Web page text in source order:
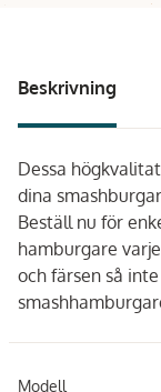
Beskrivning
Dessa
dina
Beställ nu för
hamburgare
och färsen så
Modell